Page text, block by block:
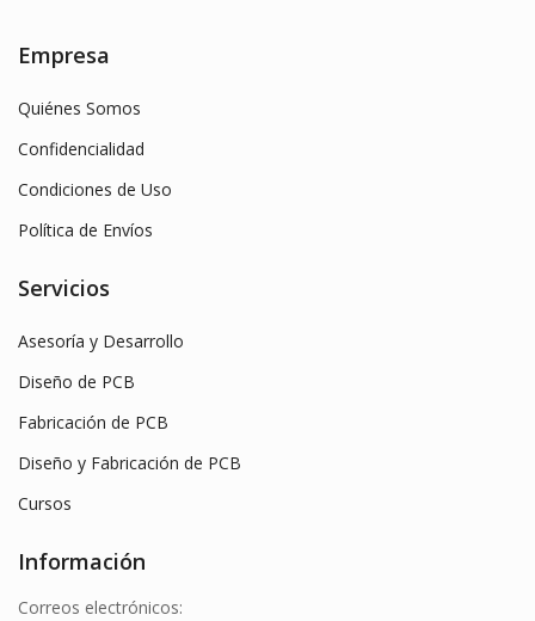
Empresa
Quiénes Somos
Confidencialidad
Condiciones de Uso
Política de Envíos
Servicios
Asesoría y Desarrollo
Diseño de PCB
Fabricación de PCB
Diseño y Fabricación de PCB
Cursos
Información
Correos electrónicos: